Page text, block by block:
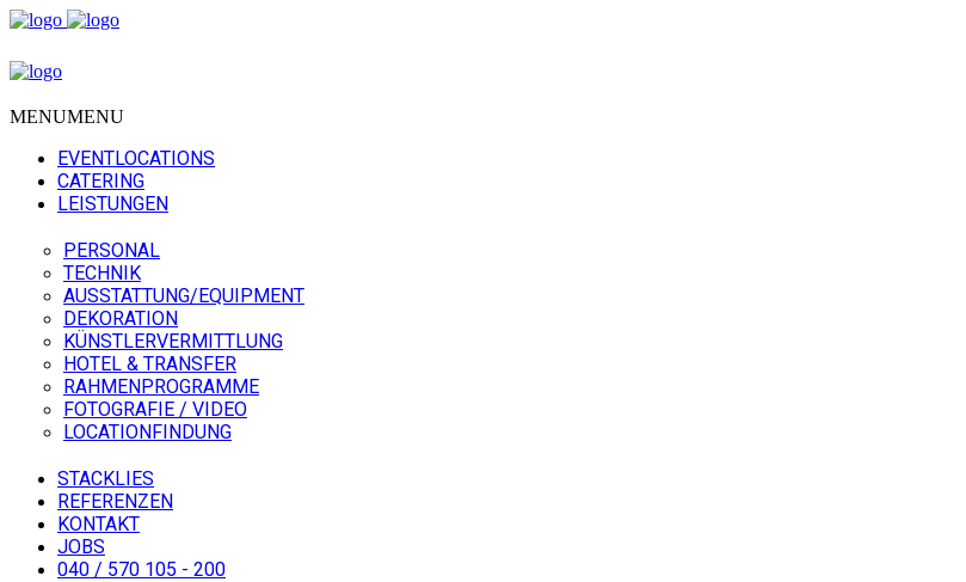
MENUMENU
EVENTLOCATIONS
CATERING
LEISTUNGEN
PERSONAL
TECHNIK
AUSSTATTUNG/EQUIPMENT
DEKORATION
KÜNSTLERVERMITTLUNG
HOTEL & TRANSFER
RAHMENPROGRAMME
FOTOGRAFIE / VIDEO
LOCATIONFINDUNG
STACKLIES
REFERENZEN
KONTAKT
JOBS
040 / 570 105 - 200